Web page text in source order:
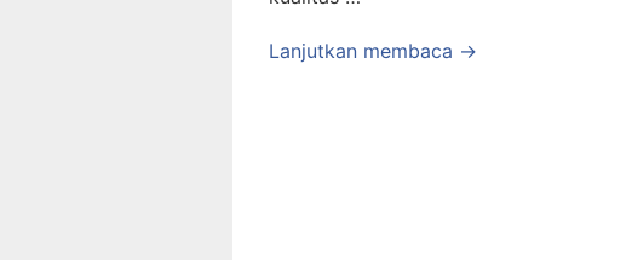
Lanjutkan membaca →